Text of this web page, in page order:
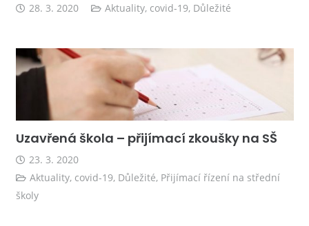
28. 3. 2020 Aktuality, covid-19, Důležité
Uzavřená škola – přijímací zkoušky na SŠ
23. 3. 2020
Aktuality, covid-19, Důležité, Přijímací řízení na střední
školy